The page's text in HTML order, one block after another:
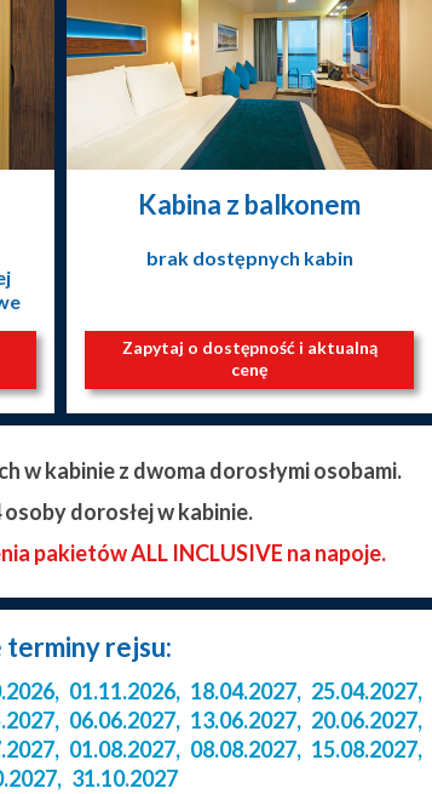
Kabina z balkonem
brak dostępnych kabin
Zapytaj o dostępność i aktualną
cenę
w kabinie z dwoma dorosłymi osobami.
osoby dorosłej w kabinie.
pakietów ALL INCLUSIVE na napoje.
terminy rejsu:
, 01.11.2026, 18.04.2027, 25.04.2027,
, 06.06.2027, 13.06.2027, 20.06.2027,
, 01.08.2027, 08.08.2027, 15.08.2027,
, 31.10.2027